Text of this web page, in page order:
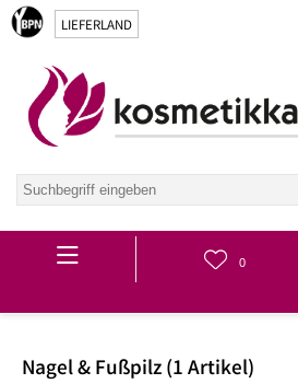
LIEFERLAND
Hauptmenü
0
Nagel & Fußpilz (1 Artikel)